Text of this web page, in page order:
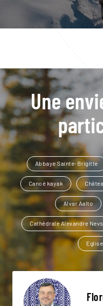
Une
Abbaye Sainte-Brigitte
Canoë kayak
Alvar Aalto
Cathédrale Alexandre